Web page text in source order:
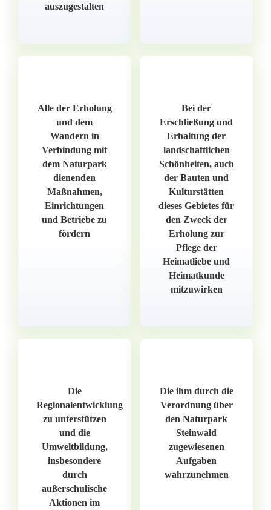
auszugestalten
Alle der Erholung
und dem
Wandern in
Verbindung mit
dem Naturpark
dienenden
Maßnahmen,
Einrichtungen
und Betriebe zu
fördern
Bei der
Erschließung und
Erhaltung der
landschaftlichen
Schönheiten, auch
der Bauten und
Kulturstätten
dieses Gebietes für
den Zweck der
Erholung zur
Pflege der
Heimatliebe und
Heimatkunde
mitzuwirken
Die
Regionalentwicklung
zu unterstützen
und die
Umweltbildung,
insbesondere
durch
außerschulische
Aktionen im
Die ihm durch die
Verordnung über
den Naturpark
Steinwald
zugewiesenen
Aufgaben
wahrzunehmen